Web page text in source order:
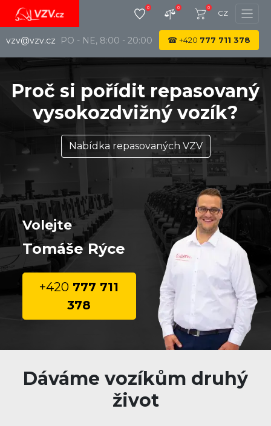
vzv@vzv.cz
0 0 0
CZ
PO - NE, 8:00 - 20:00 ☎+420 777 711 378
Proč si pořídit repasovaný
vysokozdvižný vozík?
Nabídka repasovaných VZV
Volejte
Tomáše Rýce
+420 777 711
378
Dáváme vozíkům druhý
život